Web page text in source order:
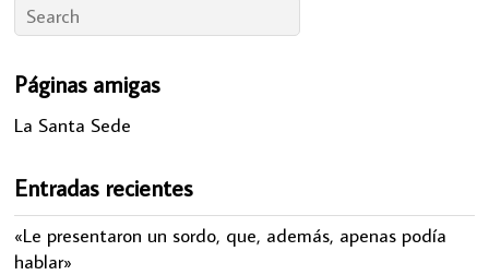
Páginas amigas
La Santa Sede
Entradas recientes
«Le presentaron un sordo, que, además, apenas podía
hablar»